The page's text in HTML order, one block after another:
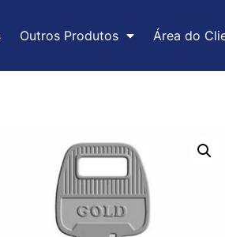
Outros Produtos Área do